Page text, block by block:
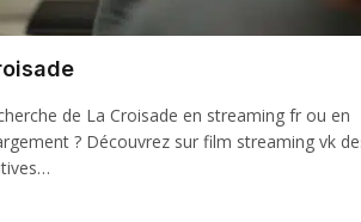
de La Croisade en streaming fr ou en
? Découvrez sur film streaming vk